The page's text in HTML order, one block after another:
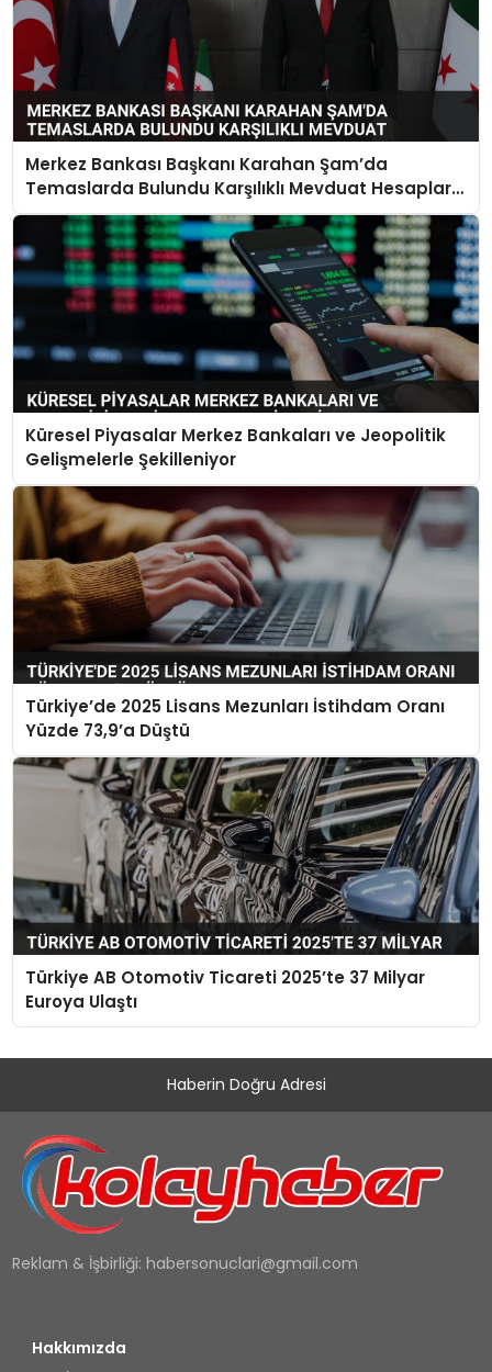
Merkez Bankası Başkanı Karahan Şam’da
Temaslarda Bulundu Karşılıklı Mevduat Hesapları
Açılacak
Küresel Piyasalar Merkez Bankaları ve Jeopolitik
Gelişmelerle Şekilleniyor
Türkiye’de 2025 Lisans Mezunları İstihdam Oranı
Yüzde 73,9’a Düştü
Türkiye AB Otomotiv Ticareti 2025’te 37 Milyar
Euroya Ulaştı
Haberin Doğru Adresi
Reklam & İşbirliği: habersonuclari@gmail.com
Hakkımızda